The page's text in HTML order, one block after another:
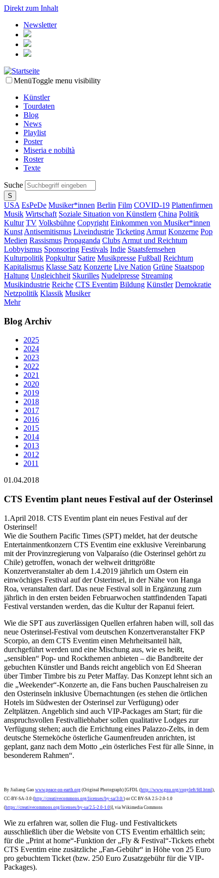
Direkt zum Inhalt
Newsletter
MenüToggle menu visibility
Künstler
Tourdaten
Blog
News
Playlist
Poster
Miseria e nobiltà
Roster
Texte
Suche
USA EsPeDe Musiker*innen Berlin Film COVID-19 Plattenfirmen
Musik Wirtschaft Soziale Situation von Künstlern China Politik
Kultur TV Volksbühne Copyright Einkommen von Musiker*innen
Kunst Antisemitismus Liveindustrie Ticketing Armut Konzerne Pop
Medien Rassismus Propaganda Clubs Armut und Reichtum
Lobbyismus Sponsoring Festivals Indie Staatsfernsehen
Kulturpolitik Popkultur Satire Musikpresse Fußball Reichtum
Kapitalismus Klasse Satz Konzerte Live Nation Grüne Staatspop
Haltung Ungleichheit Skurilles Nudelpresse Streaming
Musikindustrie Reiche CTS Eventim Bildung Künstler Demokratie
Netzpolitik Klassik Musiker
Mehr
Blog Archiv
2025
2024
2023
2022
2021
2020
2019
2018
2017
2016
2015
2014
2013
2012
2011
01.04.2018
CTS Eventim plant neues Festival auf der Osterinsel
1.April 2018. CTS Eventim plant ein neues Festival auf der
Osterinsel!
Wie die Southern Pacific Times (SPT) meldet, hat der deutsche
Entertainmentkonzern CTS Eventim eine exklusive Vereinbarung
mit der Provinzregierung von Valparaíso (die Osterinsel gehört zu
Chile) getroffen, wonach der weltweit drittgrößte
Konzertveranstalter ab dem 1.4.2019 jährlich um Ostern ein
einwöchiges Festival auf der Osterinsel, in der Nähe von Hanga
Roa, veranstalten darf. Das neue Festival soll in Ergänzung zum
jährlich in den ersten beiden Februarwochen stattfindenden Tapati
Festival verstanden werden, das die Kultur der Rapanui feiert.
Wie die SPT aus zuverlässigen Quellen erfahren haben will, soll das
neue Osterinsel-Festival vom deutschen Konzertveranstalter FKP
Scorpio, an dem CTS Eventim einen Mehrheitsanteil hält,
durchgeführt werden und eine Mischung aus, wie es heißt,
„sensiblen“ Pop- und Rockthemen anbieten – die Bandbreite der
gebuchten Künstler und Bands reicht angeblich von Ed Sheeran
über Timber Timbre bis zu Peter Maffay. Das Konzept lehnt sich an
die „Weekender“-Konzerte an, die Fans buchen Pauschalreisen zu
den Osterinseln inklusive Übernachtungen (es stehen die örtlichen
Hotels im Südwesten der Osterinsel zur Verfügung) oder
Zeltplätzen. Angeblich sind auch VIP-Packages am Start; für die
anspruchsvollen Festivalliebhaber sollen qualitative Lodges zur
Verfügung stehen; auch die Errichtung eines Palazzo-Zelts, in dem
deutsche Sterneköche österliche Gaumenfreuden anrichten, ist
geplant, ganz nach dem Motto „ein österliches Fest für alle Sinne, in
besonderem Rahmen“.
By Jialiang Gao www.peace-on-earth.org (Original Photograph) [GFDL (http://www.gnu.org/copyleft/fdl.html ),
CC-BY-SA-3.0 (http://creativecommons.org/licenses/by-sa/3.0/) or CC BY-SA 2.5-2.0-1.0
(https://creativecommons.org/licenses/by-sa/2.5-2.0-1.0)], via Wikimedia Commons
Wie zu erfahren war, sollen die Flug- und Festivaltickets
ausschließlich über die Website von CTS Eventim erhältlich sein;
für die „Print at home“-Funktion der „Fly & Festival“-Tickets erhebt
CTS Eventim eine zusätzliche „Fan-Gebühr“ in Höhe von 25 Euro
pro gebuchtem Ticket (bzw. 250 Euro Zusatzgebühr für die VIP-
Packages).